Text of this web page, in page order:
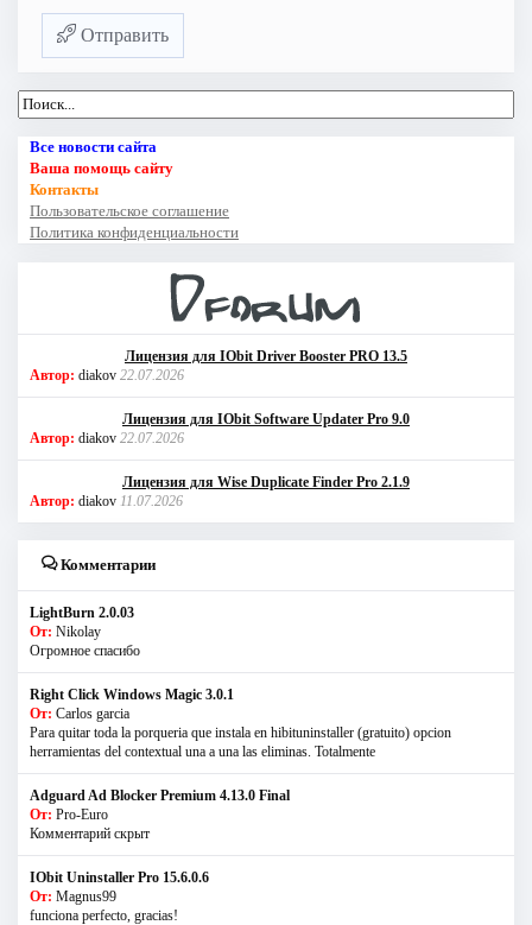
Отправить
Все новости сайта
Ваша помощь сайту
Контакты
Пользовательское соглашение
Политика конфиденциальности
Лицензия для IObit Driver Booster PRO 13.5
Автор: diakov 22.07.2026
Лицензия для IObit Software Updater Pro 9.0
Автор: diakov 22.07.2026
Лицензия для Wise Duplicate Finder Pro 2.1.9
Автор: diakov 11.07.2026
Комментарии
LightBurn 2.0.03
От: Nikolay
Огромное спасибо
Right Click Windows Magic 3.0.1
От: Carlos garcia
Para quitar toda la porqueria que instala en hibituninstaller (gratuito) opcion
herramientas del contextual una a una las eliminas. Totalmente
Adguard Ad Blocker Premium 4.13.0 Final
От: Pro-Euro
Комментарий скрыт
IObit Uninstaller Pro 15.6.0.6
От: Magnus99
funciona perfecto, gracias!